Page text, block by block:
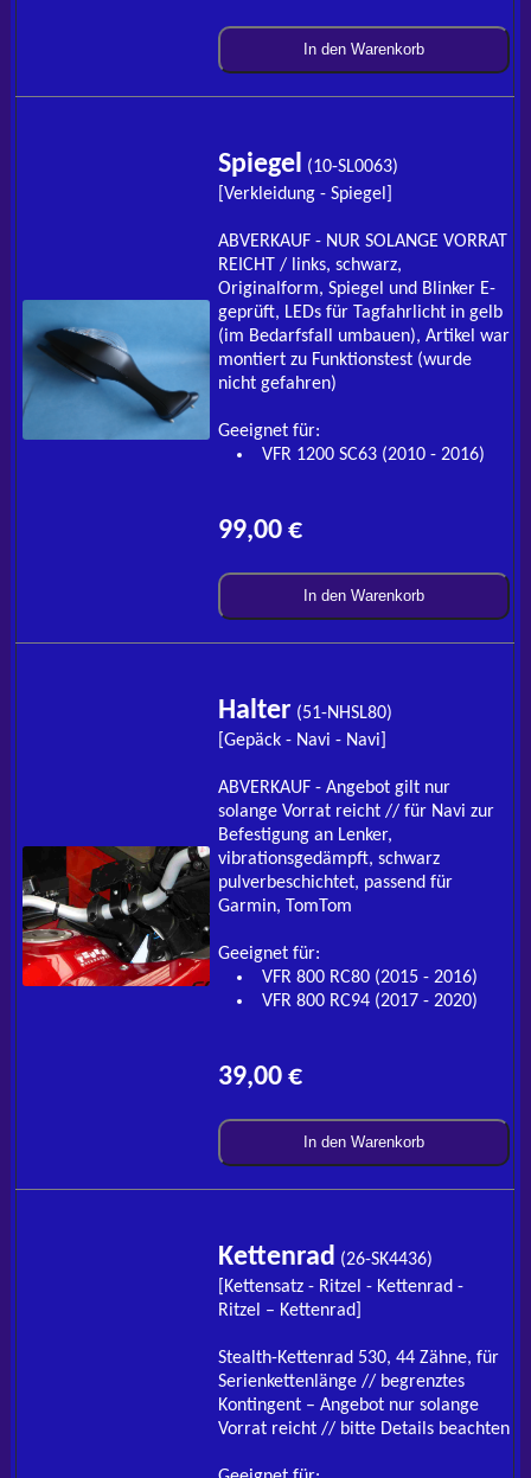
In den Warenkorb
Spiegel
(10-SL0063)
[Verkleidung - Spiegel]
ABVERKAUF - NUR SOLANGE VORRAT
REICHT / links, schwarz,
Originalform, Spiegel und Blinker E-
geprüft, LEDs für Tagfahrlicht in gelb
(im Bedarfsfall umbauen), Artikel war
montiert zu Funktionstest (wurde
nicht gefahren)
Geeignet für:
VFR 1200 SC63 (2010 - 2016)
99,00 €
In den Warenkorb
Halter (51-NHSL80)
[Gepäck - Navi - Navi]
ABVERKAUF - Angebot gilt nur
solange Vorrat reicht // für Navi zur
Befestigung an Lenker,
vibrationsgedämpft, schwarz
pulverbeschichtet, passend für
Garmin, TomTom
Geeignet für:
VFR 800 RC80 (2015 - 2016)
VFR 800 RC94 (2017 - 2020)
39,00 €
In den Warenkorb
Kettenrad (26-SK4436)
[Kettensatz - Ritzel - Kettenrad -
Ritzel – Kettenrad]
Stealth-Kettenrad 530, 44 Zähne, für
Serienkettenlänge // begrenztes
Kontingent – Angebot nur solange
Vorrat reicht // bitte Details beachten